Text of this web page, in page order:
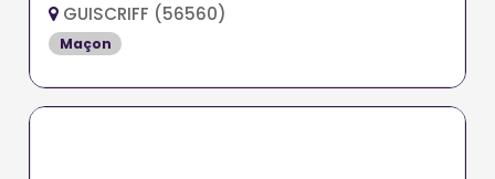
GUISCRIFF (56560)
Maçon